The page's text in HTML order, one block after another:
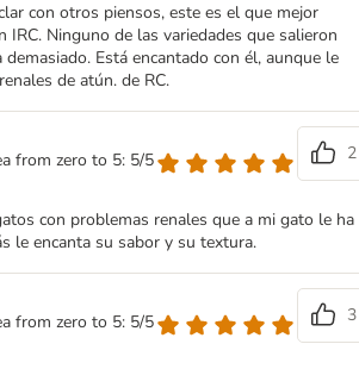
con otros piensos, este es el que mejor
IRC. Ninguno de las variedades que salieron
Está encantado con él, aunque le
de atún. de RC.
from zero to 5: 5/5
2
con problemas renales que a mi gato le ha
le encanta su sabor y su textura.
from zero to 5: 5/5
3